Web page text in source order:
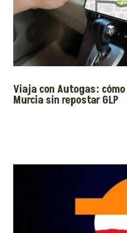
Viaja con Autogas:
Murcia sin repostar GLP